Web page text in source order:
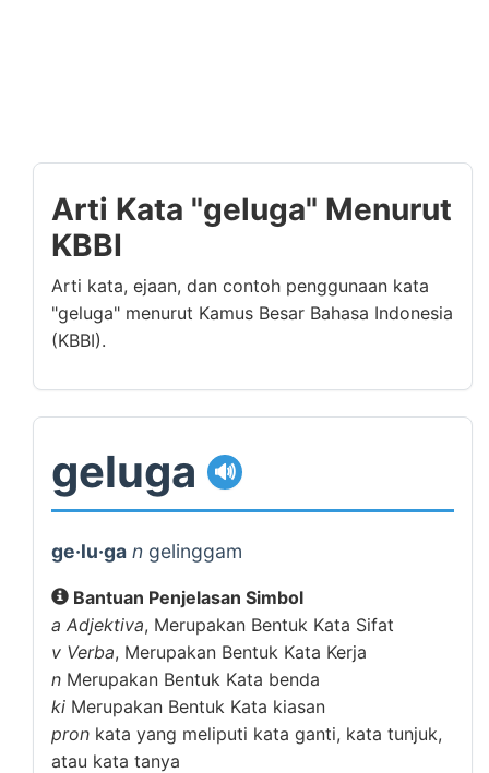
Arti Kata "geluga" Menurut
KBBI
Arti kata, ejaan, dan contoh penggunaan kata
"geluga" menurut Kamus Besar Bahasa Indonesia
(KBBI).
geluga 🔊
ge·lu·ga n gelinggam
Bantuan Penjelasan Simbol
a Adjektiva, Merupakan Bentuk Kata Sifat
v Verba, Merupakan Bentuk Kata Kerja
n Merupakan Bentuk Kata benda
ki Merupakan Bentuk Kata kiasan
pron kata yang meliputi kata ganti, kata tunjuk,
atau kata tanya